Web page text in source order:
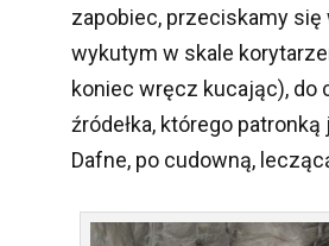
zapobiec, przeciskamy się
wykutym w skale
koniec wręcz kucając), do
źródełka, którego
Dafne, po cudowną,